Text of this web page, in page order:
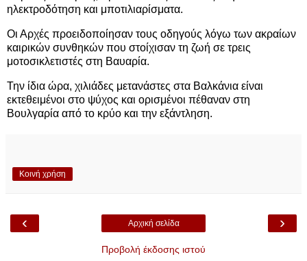
ηλεκτροδότηση και μποτιλιαρίσματα.
Οι Αρχές προειδοποίησαν τους οδηγούς λόγω των ακραίων
καιρικών συνθηκών που στοίχισαν τη ζωή σε τρεις
μοτοσικλετιστές στη Βαυαρία.
Την ίδια ώρα, χιλιάδες μετανάστες στα Βαλκάνια είναι
εκτεθειμένοι στο ψύχος και ορισμένοι πέθαναν στη
Βουλγαρία από το κρύο και την εξάντληση.
Κοινή χρήση
‹ ›
Αρχική σελίδα
Προβολή έκδοσης ιστού